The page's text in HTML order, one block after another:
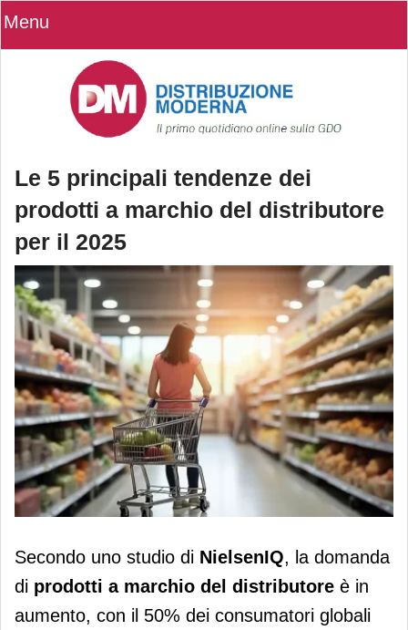
Menu
Le 5 principali tendenze dei
prodotti a marchio del distributore
per il 2025
Le 5 principali tendenze dei prodotti a
marchio del distributore per il 2025
Secondo uno studio di NielsenIQ, la domanda
di prodotti a marchio del distributore è in
aumento, con il 50% dei consumatori globali